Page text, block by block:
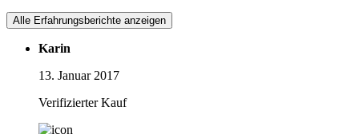
Alle Erfahrungsberichte anzeigen
Karin
13. Januar 2017
Verifizierter Kauf